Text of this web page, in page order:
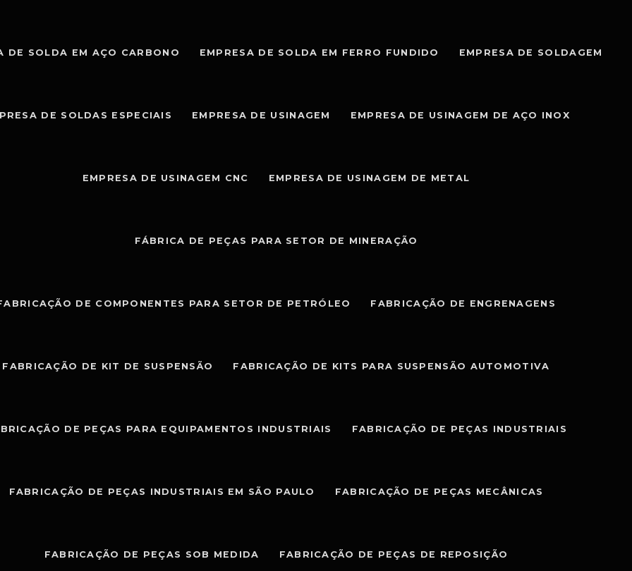
DE SOLDA EM AÇO CARBONO EMPRESA DE SOLDA EM FERRO FUNDIDO EMPRESA DE SOLDAGEM
DE SOLDAS ESPECIAIS EMPRESA DE USINAGEM EMPRESA DE USINAGEM DE AÇO INOX
EMPRESA DE USINAGEM CNC EMPRESA DE USINAGEM DE METAL
FÁBRICA DE PEÇAS PARA SETOR DE MINERAÇÃO
DE COMPONENTES PARA SETOR DE PETRÓLEO FABRICAÇÃO DE ENGRENAGENS
FABRICAÇÃO DE KIT DE SUSPENSÃO FABRICAÇÃO DE KITS PARA SUSPENSÃO AUTOMOTIVA
DE PEÇAS PARA EQUIPAMENTOS INDUSTRIAIS FABRICAÇÃO DE PEÇAS INDUSTRIAIS
FABRICAÇÃO DE PEÇAS INDUSTRIAIS EM SÃO PAULO FABRICAÇÃO DE PEÇAS MECÂNICAS
FABRICAÇÃO DE PEÇAS SOB MEDIDA FABRICAÇÃO DE PEÇAS DE REPOSIÇÃO